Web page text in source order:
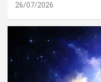
26/07/2026